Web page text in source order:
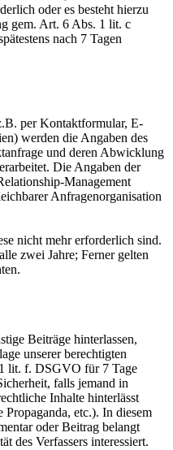
oder es besteht hierzu
gem. Art. 6 Abs. 1 lit. c
nach 7 Tagen
per Kontaktformular, E-
werden die Angaben des
und deren Abwicklung
Die Angaben der
Management
Anfragenorganisation
nicht mehr erforderlich sind.
zwei Jahre; Ferner gelten
Beiträge hinterlassen,
unserer berechtigten
lit. f. DSGVO für 7 Tage
falls jemand in
Inhalte hinterlässt
etc.). In diesem
oder Beitrag belangt
des Verfassers interessiert.